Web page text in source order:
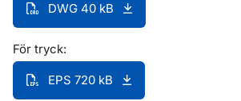
DWG 40 kB
För tryck:
EPS 720 kB